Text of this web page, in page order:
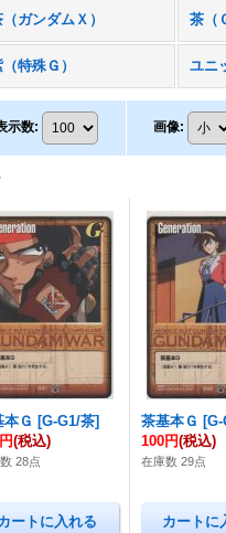
ガンダムＸ） 茶（
特殊Ｇ） ユニ
示数: 画像:
本Ｇ [G-G1/茶]
(税込)
28点
茶基本Ｇ [G-
100円(税込)
在庫数 29点